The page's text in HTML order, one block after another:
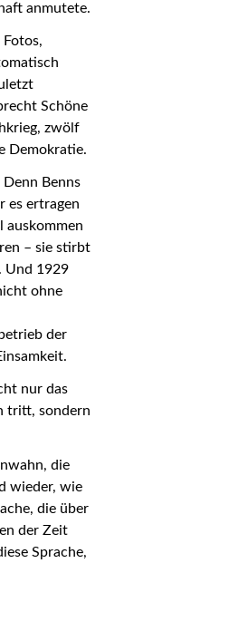
anmutete.
Schöne
zwölf
Demokratie.
Benns
es ertragen
auskommen
– sie stirbt
Und 1929
ohne
der
nur das
tritt, sondern
die
wieder, wie
die über
der Zeit
Sprache,